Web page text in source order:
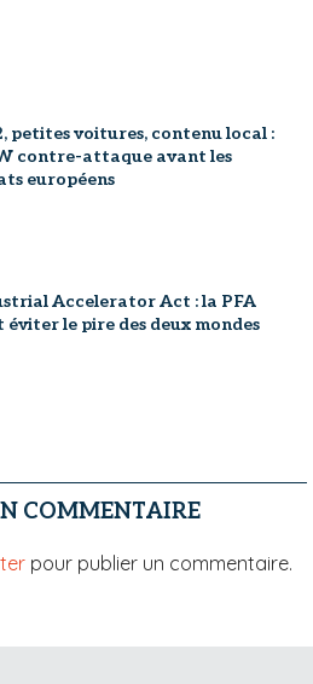
petites voitures, contenu local :
contre-attaque avant les
européens
Accelerator Act : la PFA
éviter le pire des deux mondes
COMMENTAIRE
pour publier un commentaire.